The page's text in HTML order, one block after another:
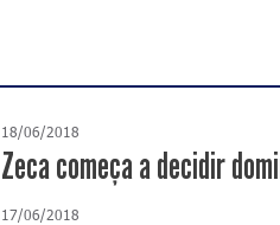
18/06/2018
Zeca começa a decidir
17/06/2018